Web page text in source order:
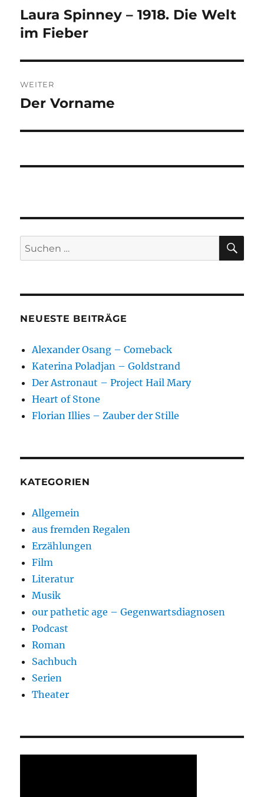
Vorheriger
Beitrag:
Laura Spinney – 1918. Die Welt
im Fieber
WEITER
Nächster
Der Vorname
Suchen
nach:
NEUESTE BEITRÄGE
Alexander Osang – Comeback
Katerina Poladjan – Goldstrand
Der Astronaut – Project Hail Mary
Heart of Stone
Florian Illies – Zauber der Stille
KATEGORIEN
Allgemein
aus fremden Regalen
Erzählungen
Film
Literatur
Musik
our pathetic age – Gegenwartsdiagnosen
Podcast
Roman
Sachbuch
Serien
Theater